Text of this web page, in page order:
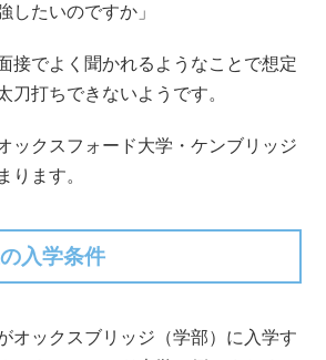
したいのですか」
接でよく聞かれるようなことで想定
刀打ちできないようです。
ックスフォード大学・ケンブリッジ
ります。
入学条件
オックスブリッジ（学部）に入学す